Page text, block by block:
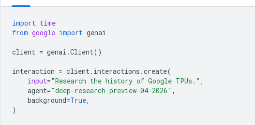
import time
from google import genai
client = genai .Client()
interaction = client. interactions .create(
input="Research the history of Google TPUs." ,
agent="deep-research-preview-04-2026" ,
background=True,
)